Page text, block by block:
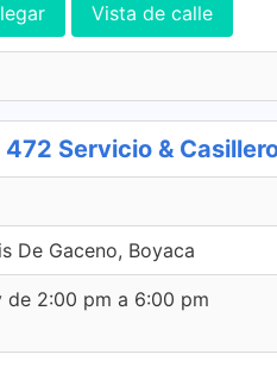
Vista de calle
472 Servicio &
De Gaceno, Boyaca
de 2:00 pm a 6:00 pm